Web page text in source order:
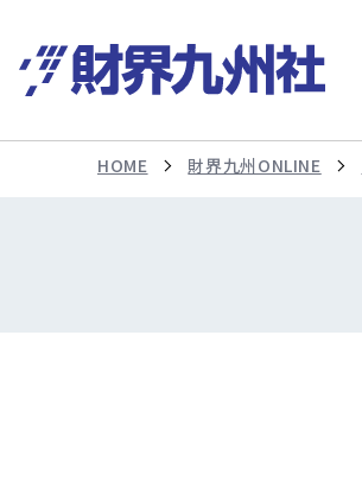
HOME 財界九州ONLINE